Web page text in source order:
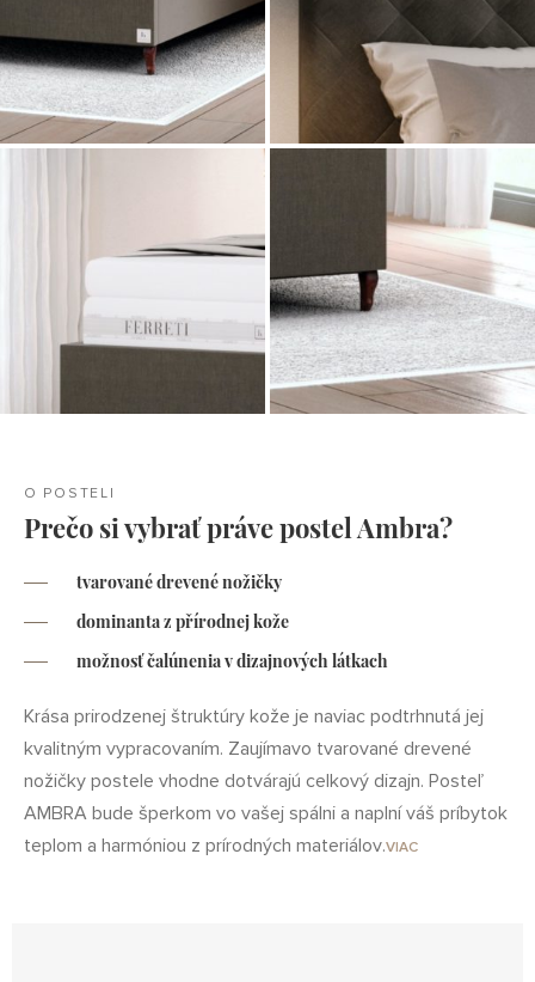
O POSTELI
Prečo si vybrať práve postel Ambra?
tvarované drevené nožičky
dominanta z přírodnej kože
možnosť čalúnenia v dizajnových látkach
Krása prirodzenej štruktúry kože je naviac podtrhnutá jej
kvalitným vypracovaním. Zaujímavo tvarované drevené
nožičky postele vhodne dotvárajú celkový dizajn. Posteľ
AMBRA bude šperkom vo vašej spálni a naplní váš príbytok
teplom a harmóniou z prírodných materiálov.VIAC